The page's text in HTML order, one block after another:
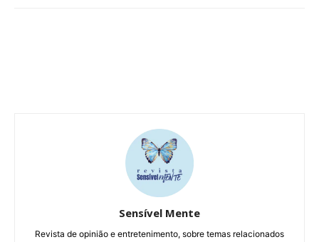
Sensível Mente
Revista de opinião e entretenimento, sobre temas relacionados